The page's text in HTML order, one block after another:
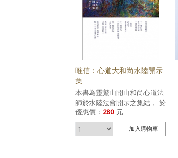
唯信：心道大和尚水陸開示
集
本書為靈鷲山開山和尚心道法
師於水陸法會開示之集結， 於
此書可以知道心道法師在梁皇
壇、內壇、先修法會， 以及對
志工歷年來的開示歷程， 期望
優惠價： 280 元
加入購物車